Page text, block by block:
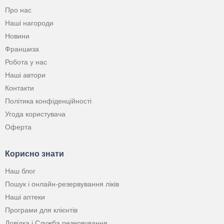
Про нас
Наші нагороди
Новини
Франшиза
Робота у нас
Наші автори
Контакти
Політика конфіденційності
Угода користувача
Оферта
Корисно знати
Наш блог
Пошук і онлайн-резервування ліків
Наші аптеки
Програми для клієнтів